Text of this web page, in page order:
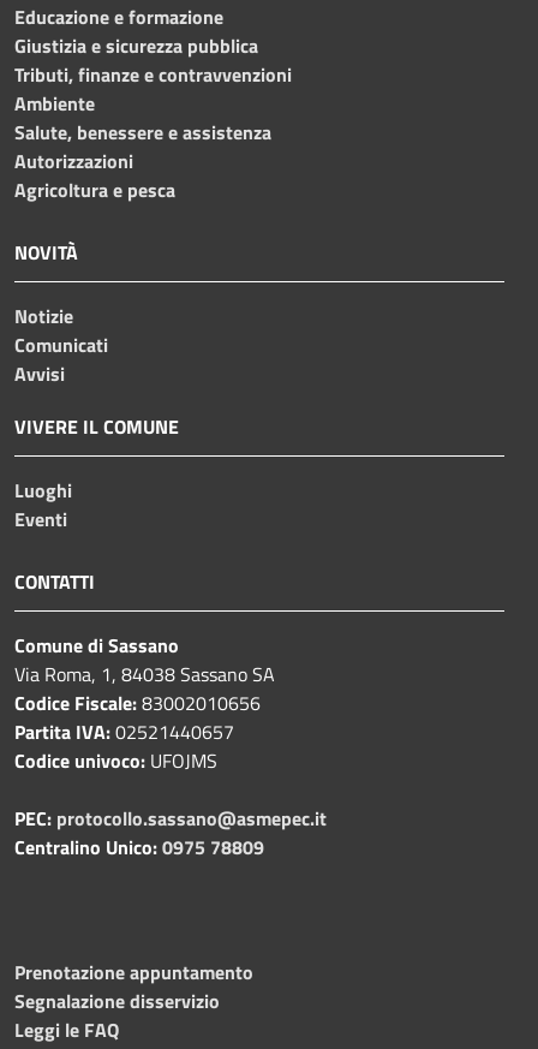
Educazione e formazione
Giustizia e sicurezza pubblica
Tributi, finanze e contravvenzioni
Ambiente
Salute, benessere e assistenza
Autorizzazioni
Agricoltura e pesca
NOVITÀ
Notizie
Comunicati
Avvisi
VIVERE IL COMUNE
Luoghi
Eventi
CONTATTI
Comune di Sassano
Via Roma, 1, 84038 Sassano SA
Codice Fiscale:83002010656
Partita IVA:02521440657
Codice univoco: UFOJMS
PEC: protocollo.sassano@asmepec.it
Centralino Unico:0975 78809
Prenotazione appuntamento
Segnalazione disservizio
Leggi le FAQ